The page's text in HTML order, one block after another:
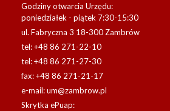
Godziny otwarcia Urzędu:
poniedziałek - piątek 7:30-15:30
ul. Fabryczna 3 18-300 Zambrów
tel: +48 86 271-22-10
tel: +48 86 271-27-30
fax: +48 86 271-21-17
e-mail:um@zambrow.pl
Skrytka ePuap: